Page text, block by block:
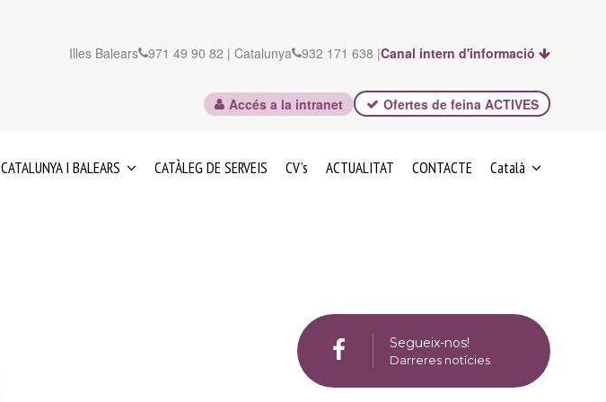
Illes Balears 971 49 90 82 | Catalunya 932 171 638 |Canal intern d'informació
Accés a la intranet Ofertes de feina ACTIVES
CATALUNYA I BALEARS CATÀLEG DE SERVEIS CV’s ACTUALITAT CONTACTE Català
Segueix-nos!
Darreres notícies